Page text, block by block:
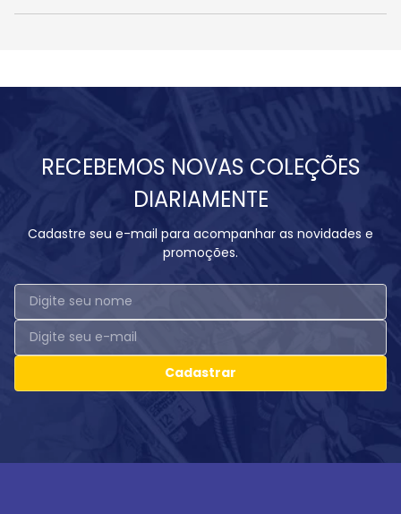
RECEBEMOS NOVAS COLEÇÕES
DIARIAMENTE
Cadastre seu e-mail para acompanhar as novidades e
promoções.
Cadastrar